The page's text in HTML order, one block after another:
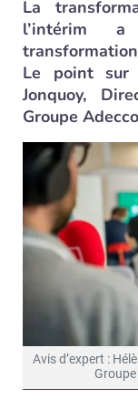
La
l’intérim
Le point sur
Jonquoy,
Groupe
Avis d’expert :